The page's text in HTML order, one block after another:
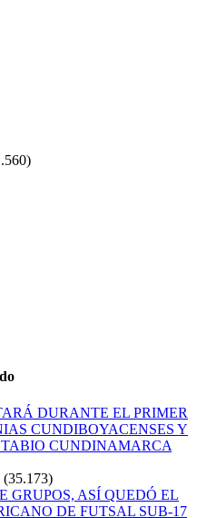
DURANTE EL PRIMER
CUNDIBOYACENSES Y
CUNDINAMARCA
(35.173)
GRUPOS, ASÍ QUEDÓ EL
DE FUTSAL SUB-17